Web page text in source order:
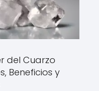
del Cuarzo
Beneficios y